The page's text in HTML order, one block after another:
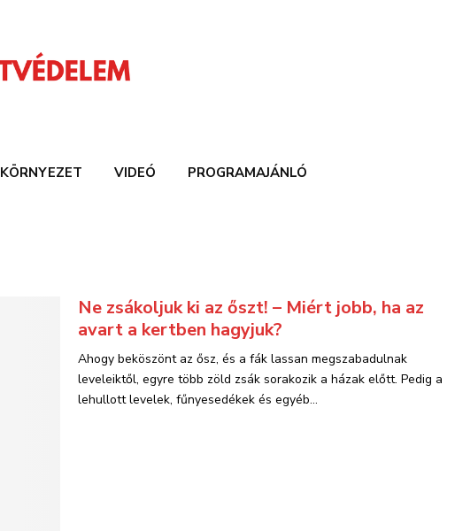
KÖRNYEZET VIDEÓ PROGRAMAJÁNLÓ
Ne zsákoljuk ki az őszt! – Miért jobb, ha az
avart a kertben hagyjuk?
Ahogy beköszönt az ősz, és a fák lassan megszabadulnak
leveleiktől, egyre több zöld zsák sorakozik a házak előtt. Pedig a
lehullott levelek, fűnyesedékek és egyéb...